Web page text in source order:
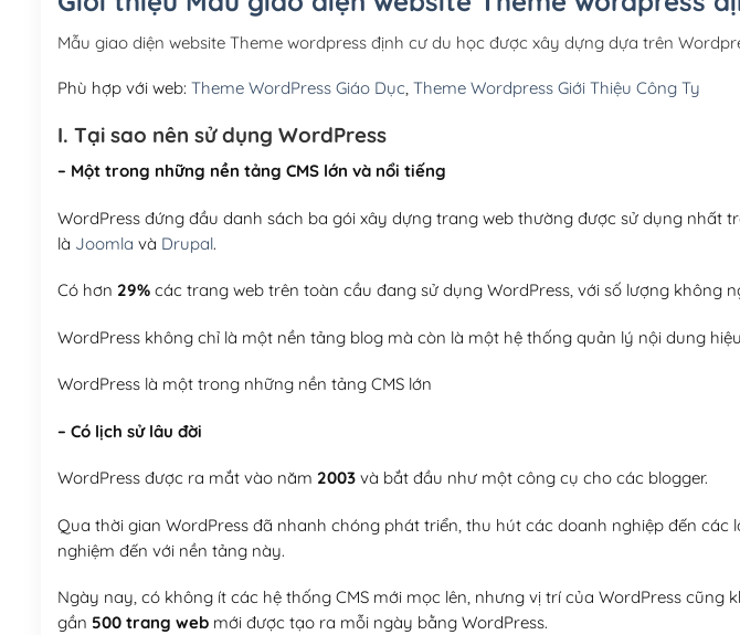
Mẫu giao diện website Theme wordpress định cư du học được xây dựng dựa trên
Phù hợp với web: Theme WordPress Giáo Dục, Theme Wordpress Giới Thiệu Công Ty
I. Tại sao nên sử dụng WordPress
– Một trong những nền tảng CMS lớn và nổi tiếng
WordPress đứng đầu danh sách ba gói xây dựng trang web thường được sử dụng nhất
là Joomla và Drupal.
Có hơn 29%các trang web trên toàn cầu đang sử dụng WordPress, với số lượng không
WordPress không chỉ là một nền tảng blog mà còn là một hệ thống quản lý nội dung
WordPress là một trong những nền tảng CMS lớn
– Có lịch sử lâu đời
WordPress được ra mắt vào năm 2003và bắt đầu như một công cụ cho các blogger.
Qua thời gian WordPress đã nhanh chóng phát triển, thu hút các doanh nghiệp đến các
nghiệm đến với nền tảng này.
Ngày nay, có không ít các hệ thống CMS mới mọc lên, nhưng vị trí của WordPress cũng
gần 500 trang webmới được tạo ra mỗi ngày bằng WordPress.